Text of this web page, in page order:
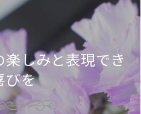
しみと表現でき
びを